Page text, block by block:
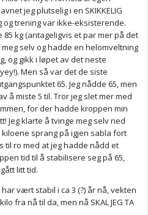
jeg plutselig i en SKIKKELIG
trening var ikke-eksisterende.
kg (antageligvis et par mer på det
selv og hadde en helomveltning
og gikk i løpet av det neste
Men så var det de siste
65. Jeg nådde 65, men
å miste 5 til. Tror jeg slet mer med
for der hadde kroppen min
Jeg klarte å tvinge meg selv ned
sprang på igjen sabla fort
til ro med at jeg hadde nådd et
tid til å stabilisere seg på 65,
litt tid.
har vært stabil i ca 3 (?) år nå, vekten
fra nå til da, men nå SKAL JEG TA